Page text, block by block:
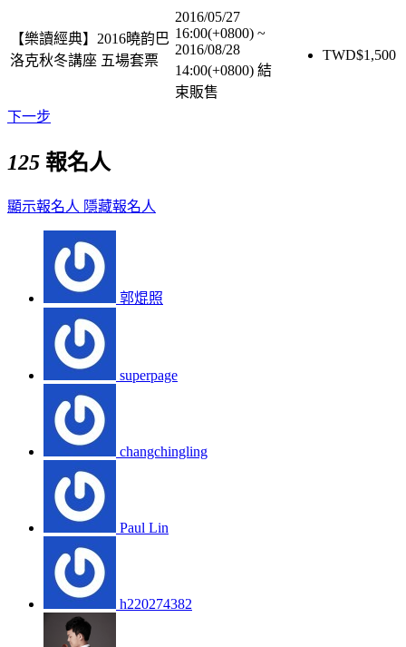
【樂讀經典】2016曉韵巴
洛克秋冬講座 五場套票
2016/05/27
16:00(+0800) ~
2016/08/28
14:00(+0800) 結
束販售
TWD$1,500
下一步
125 報名人
顯示報名人 隱藏報名人
郭焜照
superpage
changchingling
Paul Lin
h220274382